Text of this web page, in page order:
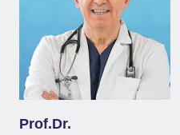
Prof.Dr.